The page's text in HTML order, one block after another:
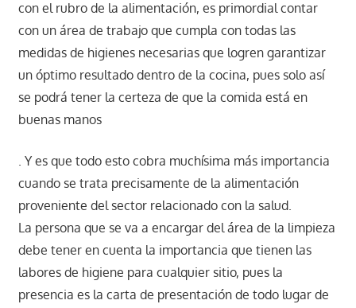
con el rubro de la alimentación, es primordial contar
con un área de trabajo que cumpla con todas las
medidas de higienes necesarias que logren garantizar
un óptimo resultado dentro de la cocina, pues solo así
se podrá tener la certeza de que la comida está en
buenas manos
. Y es que todo esto cobra muchísima más importancia
cuando se trata precisamente de la alimentación
proveniente del sector relacionado con la salud.
La persona que se va a encargar del área de la limpieza
debe tener en cuenta la importancia que tienen las
labores de higiene para cualquier sitio, pues la
presencia es la carta de presentación de todo lugar de